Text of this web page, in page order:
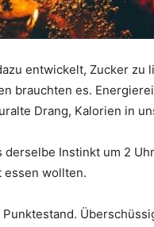
entwickelt, Zucker zu
brauchten es.
Drang, Kalorien in
derselbe Instinkt um 2
essen wollten.